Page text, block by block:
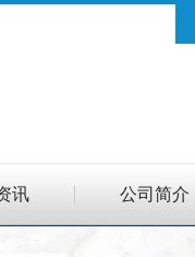
讯 公司简介